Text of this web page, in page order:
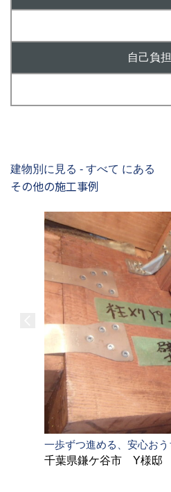
自己負
建物別に見る - すべて にある
その他の施工事例
一歩ずつ進める、安心お
千葉県鎌ケ谷市 Y様邸